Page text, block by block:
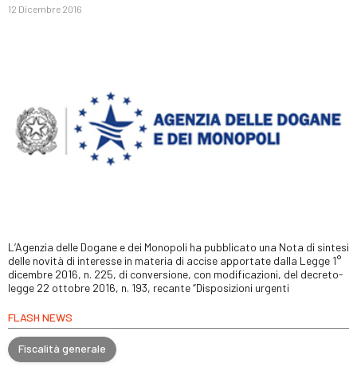
12 Dicembre 2016
L’Agenzia delle Dogane e dei Monopoli ha pubblicato una Nota di sintesi
delle novità di interesse in materia di accise apportate dalla Legge 1°
dicembre 2016, n. 225, di conversione, con modificazioni, del decreto-
legge 22 ottobre 2016, n. 193, recante “Disposizioni urgenti
FLASH NEWS
Fiscalità generale